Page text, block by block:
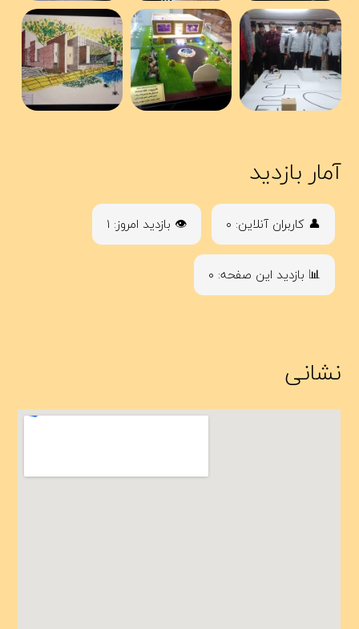
آمار بازدید
👤 کاربران آنلاین: ۰ 👁 بازدید امروز: ۱
📊 بازدید این صفحه: ۰
نشانی